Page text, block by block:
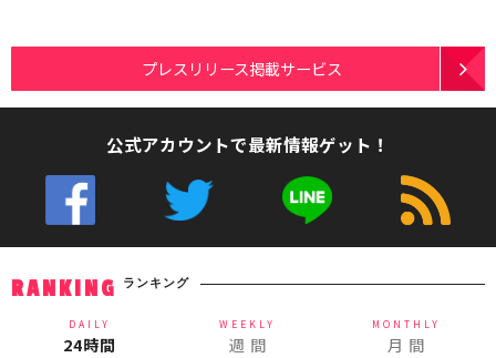
プレスリリース掲載サービス
公式アカウントで最新情報ゲット！
RANKING ランキング
DAILY
24時間
WEEKLY
週 間
MONTHLY
月 間